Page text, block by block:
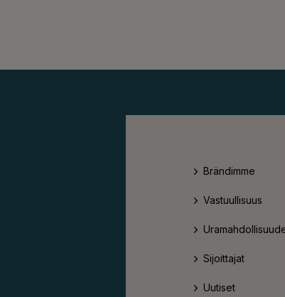
Brändimme
Vastuullisuus
Sijoittajat
Uutiset